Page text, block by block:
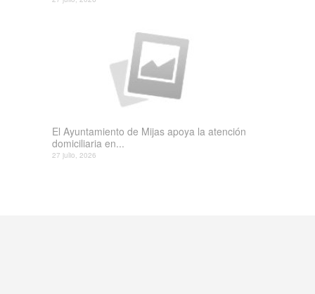
El Ayuntamiento de Mijas apoya la atención
domiciliaria en...
27 julio, 2026